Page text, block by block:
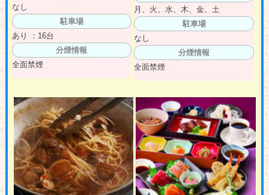
なし
駐車場
あり ：16台
分煙情報
全面禁煙
月、火、水、木、金、土
駐車場
なし
分煙情報
全面禁煙